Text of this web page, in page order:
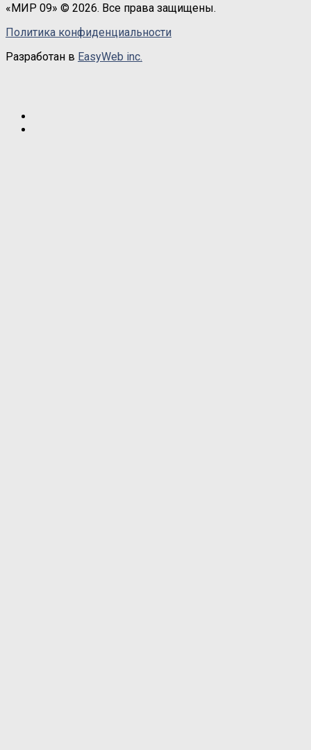
«МИР 09» © 2026. Все права защищены.
Политика конфиденциальности
Разработан в EasyWeb inc.